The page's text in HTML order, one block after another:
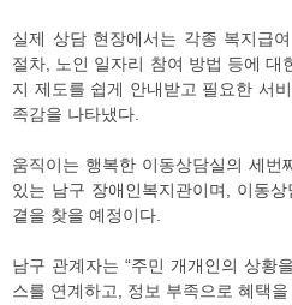
실제 상담 현장에서는 각종 복지급
절차, 노인 일자리 참여 방법 등에 대
지 제도를 쉽게 안내받고 필요한 서
족감을 나타냈다.
움직이는 행복한 이동상담실의 세번
있는 남구 장애인복지관이며, 이동
곁을 찾을 예정이다.
남구 관계자는 “주민 개개인의 상황
스를 연계하고, 정보 부족으로 혜택